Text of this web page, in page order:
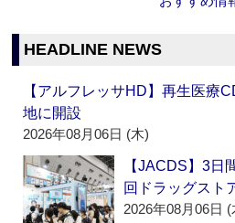
HEADLINE NEWS
【アルフレッサHD】再生医療
地に開設
2026年08月06日 (木)
【JACDS】3日
回ドラッグスト
2026年08月06日 (